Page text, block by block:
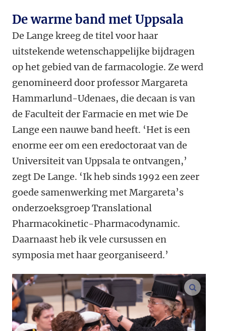
De warme band met Uppsala
De Lange kreeg de titel voor haar
uitstekende wetenschappelijke bijdragen
op het gebied van de farmacologie. Ze werd
genomineerd door professor Margareta
Hammarlund-Udenaes, die decaan is van
de Faculteit der Farmacie en met wie De
Lange een nauwe band heeft. ‘Het is een
enorme eer om een eredoctoraat van de
Universiteit van Uppsala te ontvangen,’
zegt De Lange. ‘Ik heb sinds 1992 een zeer
goede samenwerking met Margareta’s
onderzoeksgroep Translational
Pharmacokinetic-Pharmacodynamic.
Daarnaast heb ik vele cursussen en
symposia met haar georganiseerd.’